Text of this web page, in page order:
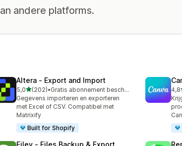
andere platforms.
Altera ‑ Export and Import
5,0van 5 sterren
(202)
202 recensies in totaal
•
Gratis abonnement beschikbaar
Gegevens importeren en exporteren
met Excel of CSV. Compatibel met
Matrixify
Built for Shopify
4,8